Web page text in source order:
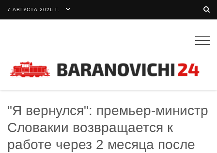
7 АВГУСТА 2026 Г.
"Я вернулся": премьер-министр
Словакии возвращается к
работе через 2 месяца после